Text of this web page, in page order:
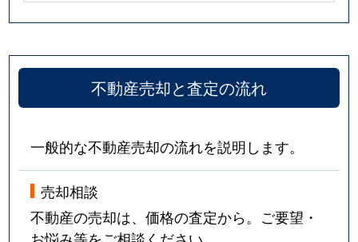
不動産売却と査定の流れ
一般的な不動産売却の流れを説明します。
売却相談
不動産の売却は、価格の査定から。ご要望・
お悩み等をご相談ください。